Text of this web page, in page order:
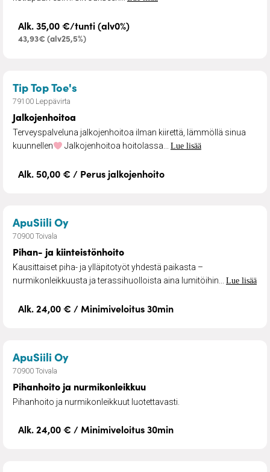
Alk. 35,00 €/tunti (alv0%)
43,93€ (alv25,5%)
Tip Top Toe's
79100 Leppävirta
Jalkojenhoitoa
Terveyspalveluna jalkojenhoitoa ilman kiirettä, lämmöllä sinua
kuunnellen
Jalkojenhoitoa hoitolassa... Lue lisää
Alk. 50,00 € / Perus jalkojenhoito
ApuSiili Oy– Pihan- ja kiinteistönhoito
70900 Toivala
Pihan- ja kiinteistönhoito
Kausittaiset piha- ja ylläpitotyöt yhdestä paikasta –
nurmikonleikkuusta ja terassihuolloista aina lumitöihin... Lue lisää
Alk. 24,00 € / Minimiveloitus 30min
ApuSiili Oy– Pihanhoito ja nurmikonleikkuu
70900 Toivala
Pihanhoito ja nurmikonleikkuu
Pihanhoito ja nurmikonleikkuut luotettavasti.
Alk. 24,00 € / Minimiveloitus 30min